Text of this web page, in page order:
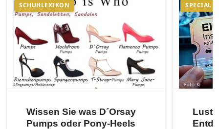
SCHUHLEXIKON
Wissen Sie was D´Orsay
Pumps oder Pony-Heels
SPECIAL
Lust